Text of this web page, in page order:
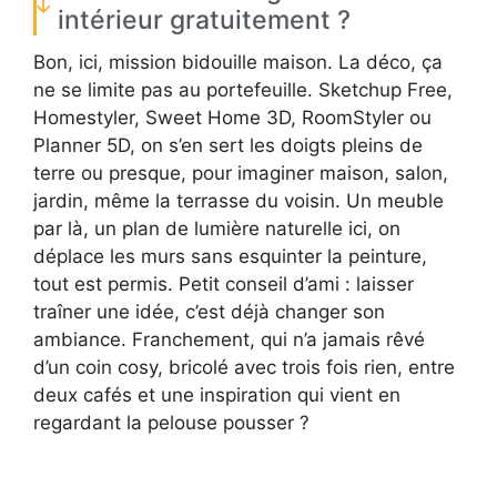
intérieur gratuitement ?
Bon, ici, mission bidouille maison. La déco, ça
ne se limite pas au portefeuille. Sketchup Free,
Homestyler, Sweet Home 3D, RoomStyler ou
Planner 5D, on s’en sert les doigts pleins de
terre ou presque, pour imaginer maison, salon,
jardin, même la terrasse du voisin. Un meuble
par là, un plan de lumière naturelle ici, on
déplace les murs sans esquinter la peinture,
tout est permis. Petit conseil d’ami : laisser
traîner une idée, c’est déjà changer son
ambiance. Franchement, qui n’a jamais rêvé
d’un coin cosy, bricolé avec trois fois rien, entre
deux cafés et une inspiration qui vient en
regardant la pelouse pousser ?